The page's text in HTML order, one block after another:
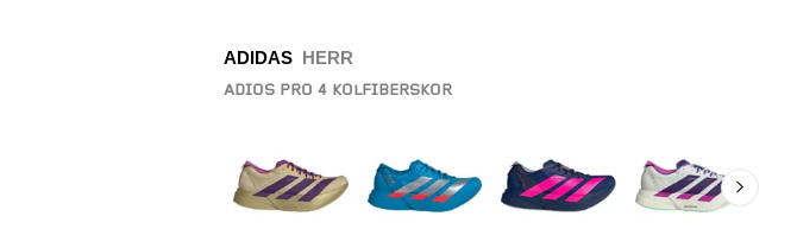
ADIDAS HERR
ADIOS PRO 4 KOLFIBERSKOR